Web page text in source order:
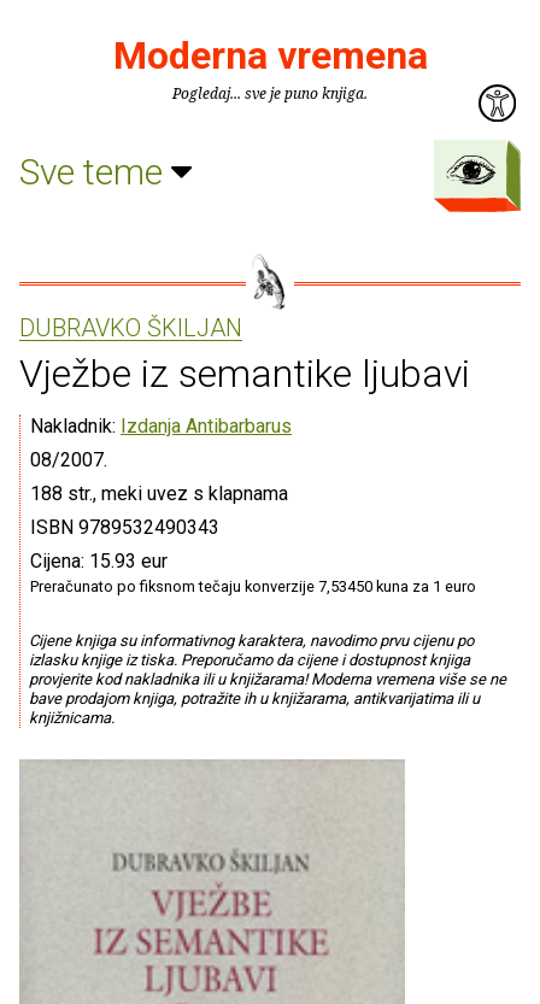
Moderna vremena
Pogledaj... sve je puno knjiga.
Sve teme
DUBRAVKO ŠKILJAN
Vježbe iz semantike ljubavi
Nakladnik: Izdanja Antibarbarus
08/2007.
188 str., meki uvez s klapnama
ISBN 9789532490343
Cijena: 15.93 eur
Preračunato po fiksnom tečaju konverzije 7,53450 kuna za 1 euro
Cijene knjiga su informativnog karaktera, navodimo prvu cijenu po
izlasku knjige iz tiska. Preporučamo da cijene i dostupnost knjiga
provjerite kod nakladnika ili u knjižarama! Moderna vremena više se ne
bave prodajom knjiga, potražite ih u knjižarama, antikvarijatima ili u
knjižnicama.